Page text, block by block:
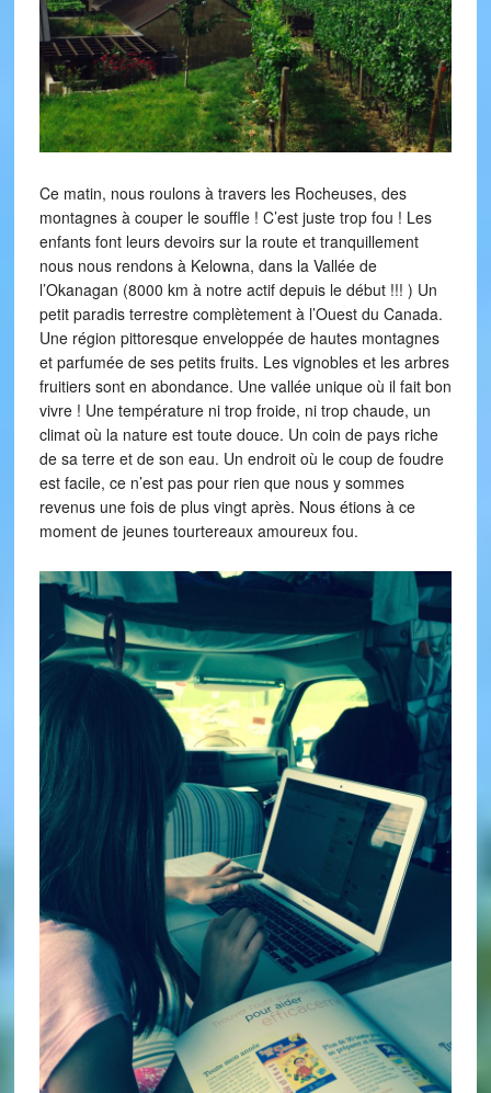
Ce matin, nous roulons à travers les Rocheuses, des
montagnes à couper le souffle ! C’est juste trop fou ! Les
enfants font leurs devoirs sur la route et tranquillement
nous nous rendons à Kelowna, dans la Vallée de
l’Okanagan (8000 km à notre actif depuis le début !!! ) Un
petit paradis terrestre complètement à l’Ouest du Canada.
Une région pittoresque enveloppée de hautes montagnes
et parfumée de ses petits fruits. Les vignobles et les arbres
fruitiers sont en abondance. Une vallée unique où il fait bon
vivre ! Une température ni trop froide, ni trop chaude, un
climat où la nature est toute douce. Un coin de pays riche
de sa terre et de son eau. Un endroit où le coup de foudre
est facile, ce n’est pas pour rien que nous y sommes
revenus une fois de plus vingt après. Nous étions à ce
moment de jeunes tourtereaux amoureux fou.